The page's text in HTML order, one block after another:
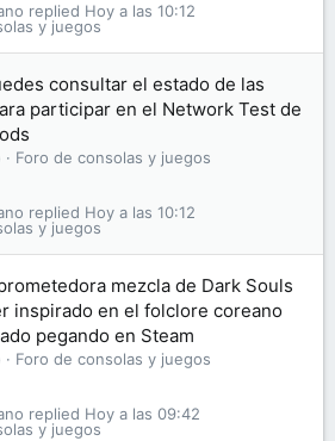
y juegos
Hoy a las 10:12
consultar el estado de las
participar en el Network Test de
Foro de consolas y juegos
y juegos
Hoy a las 10:12
mezcla de Dark Souls
inspirado en el folclore coreano
pegando en Steam
Foro de consolas y juegos
y juegos
Hoy a las 09:42